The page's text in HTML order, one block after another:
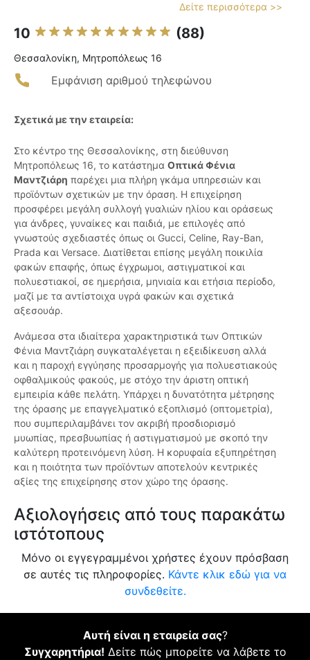
Δείτε περισσότερα >>
10 (88)
Θεσσαλονίκη, Μητροπόλεως 16
Εμφάνιση αριθμού τηλεφώνου
Σχετικά με την εταιρεία:
Στο κέντρο της Θεσσαλονίκης, στη διεύθυνση
Μητροπόλεως 16, το κατάστημα Οπτικά Φένια
Μαντζιάρη παρέχει μια πλήρη γκάμα υπηρεσιών και
προϊόντων σχετικών με την όραση. Η επιχείρηση
προσφέρει μεγάλη συλλογή γυαλιών ηλίου και οράσεως
για άνδρες, γυναίκες και παιδιά, με επιλογές από
γνωστούς σχεδιαστές όπως οι Gucci, Celine, Ray-Ban,
Prada και Versace. Διατίθεται επίσης μεγάλη ποικιλία
φακών επαφής, όπως έγχρωμοι, αστιγματικοί και
πολυεστιακοί, σε ημερήσια, μηνιαία και ετήσια περίοδο,
μαζί με τα αντίστοιχα υγρά φακών και σχετικά
αξεσουάρ.
Ανάμεσα στα ιδιαίτερα χαρακτηριστικά των Οπτικών
Φένια Μαντζιάρη συγκαταλέγεται η εξειδίκευση αλλά
και η παροχή εγγύησης προσαρμογής για πολυεστιακούς
οφθαλμικούς φακούς, με στόχο την άριστη οπτική
εμπειρία κάθε πελάτη. Υπάρχει η δυνατότητα μέτρησης
της όρασης με επαγγελματικό εξοπλισμό (οπτομετρία),
που συμπεριλαμβάνει τον ακριβή προσδιορισμό
μυωπίας, πρεσβυωπίας ή αστιγματισμού με σκοπό την
καλύτερη προτεινόμενη λύση. Η κορυφαία εξυπηρέτηση
και η ποιότητα των προϊόντων αποτελούν κεντρικές
αξίες της επιχείρησης στον χώρο της όρασης.
Αξιολογήσεις από τους παρακάτω
ιστότοπους
Μόνο οι εγγεγραμμένοι χρήστες έχουν πρόσβαση
σε αυτές τις πληροφορίες. Κάντε κλικ εδώ για να
συνδεθείτε.
Αυτή είναι η εταιρεία σας?
Συγχαρητήρια! Δείτε πώς μπορείτε να λάβετε το